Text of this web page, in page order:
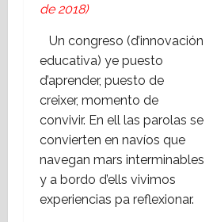
de 2018)
Un congreso (d’innovación
educativa) ye puesto
d’aprender, puesto de
creixer, momento de
convivir. En ell las parolas se
convierten en navíos que
navegan mars interminables
y a bordo d’ells vivimos
experiencias pa reflexionar.